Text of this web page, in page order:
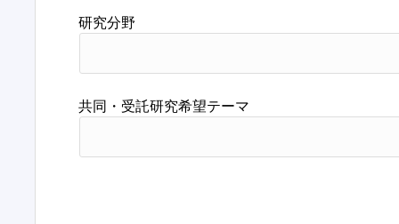
研究分野
共同・受託研究希望テーマ